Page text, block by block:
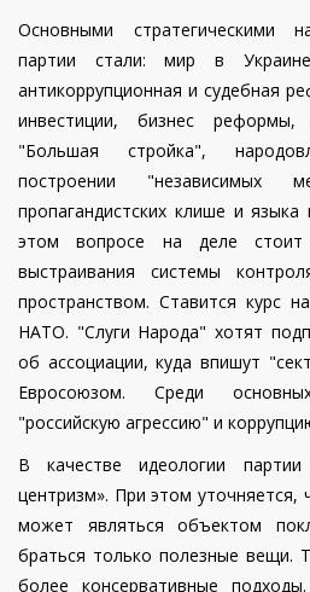
Основными стратегическими
партии стали: мир в
антикоррупционная и судебная
инвестиции, бизнес
"Большая стройка",
построении "независимых
пропагандистских клише и
этом вопросе на деле стоит
выстраивания системы
пространством. Ставится курс
НАТО. "Слуги Народа" хотят
об ассоциации, куда впишут
Евросоюзом. Среди
"российскую агрессию" и
В качестве идеологии партии
центризм». При этом уточняется,
может являться объектом
браться только полезные вещи.
более консервативные